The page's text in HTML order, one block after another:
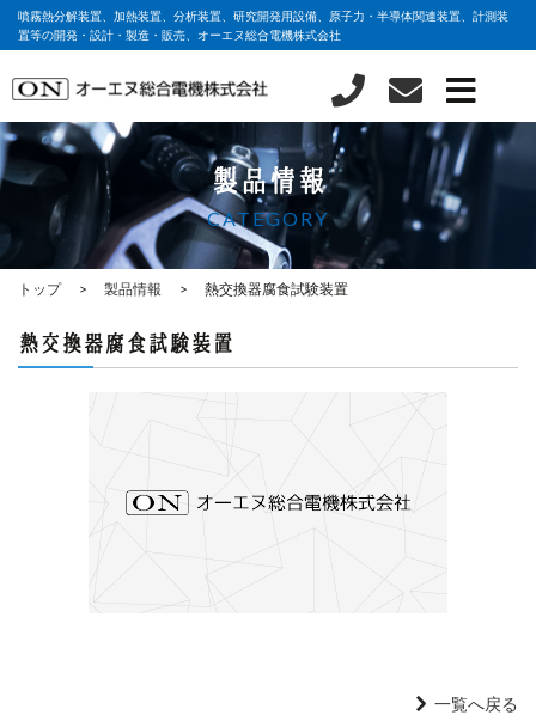
噴霧熱分解装置、加熱装置、分析装置、研究開発用設備、原子力・半導体関連装置、計測装
置等の開発・設計・製造・販売、オーエヌ総合電機株式会社
製品情報
CATEGORY
トップ 製品情報 熱交換器腐食試験装置
熱交換器腐食試験装置
一覧へ戻る